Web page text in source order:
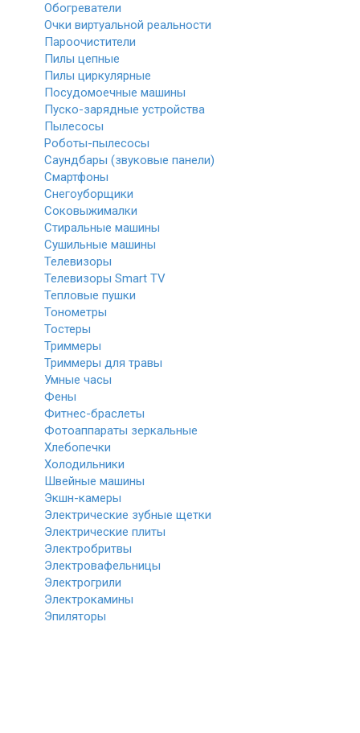
Обогреватели
Очки виртуальной реальности
Пароочистители
Пилы цепные
Пилы циркулярные
Посудомоечные машины
Пуско-зарядные устройства
Пылесосы
Роботы-пылесосы
Саундбары (звуковые панели)
Смартфоны
Снегоуборщики
Соковыжималки
Стиральные машины
Сушильные машины
Телевизоры
Телевизоры Smart TV
Тепловые пушки
Тонометры
Тостеры
Триммеры
Триммеры для травы
Умные часы
Фены
Фитнес-браслеты
Фотоаппараты зеркальные
Хлебопечки
Холодильники
Швейные машины
Экшн-камеры
Электрические зубные щетки
Электрические плиты
Электробритвы
Электровафельницы
Электрогрили
Электрокамины
Эпиляторы